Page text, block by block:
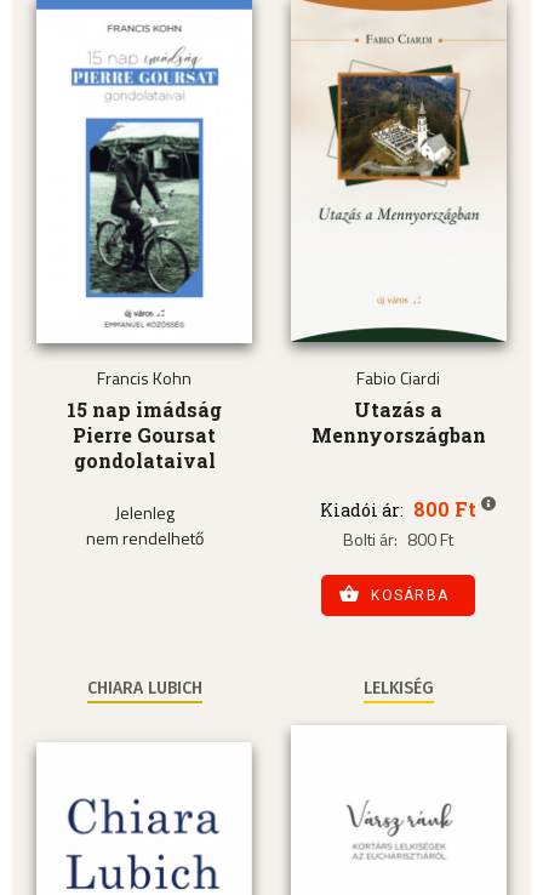
Francis Kohn
15 nap imádság
Pierre Goursat
gondolataival
Jelenleg
nem rendelhető
Fabio Ciardi
Utazás a
Mennyországban
Kiadói ár: 800 Ft
Bolti ár: 800 Ft
KOSÁRBA
CHIARA LUBICH LELKISÉG